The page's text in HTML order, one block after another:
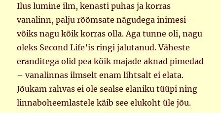
Ilus lumine ilm, kenasti puhas ja korras
vanalinn, palju rõõmsate nägudega inimesi –
võiks nagu kõik korras olla. Aga tunne oli, nagu
oleks Second Life’is ringi jalutanud. Väheste
eranditega olid pea kõik majade aknad pimedad
– vanalinnas ilmselt enam lihtsalt ei elata.
Jõukam rahvas ei ole sealse elaniku tüüpi ning
linnaboheemlastele käib see elukoht üle jõu.